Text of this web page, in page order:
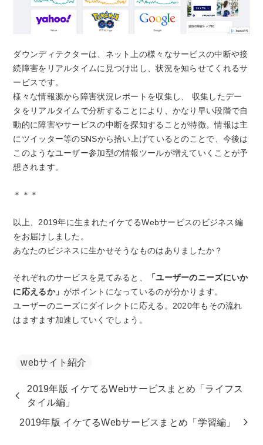
ダウンディテクターは、ネット上の様々なサービスの中断や接
続障害をリアルタイムに見つけ出し、状況を知らせてくれるサ
ービスです。
様々な情報源から障害状況レポートを収集し、 収集したデー
タをリアルタイムで分析することにより、かなり早い段階で自
動的に障害やサービスの中断を探知することが特徴。情報は主
にツイッター等のSNSから拾い上げているとのことで、今後は
このようなユーザー参加型の情報ツールが増えていくことが予
想されます。
＊＊＊
以上、2019年に生まれたイケてるWebサービスのビジネス編
をお届けしました。
あなたのビジネスに生かせそうなものはありましたか？
それぞれのサービスを見てみると、
「ユーザーのニーズにいか
に応えるか」がポイントになっているのが分かります。
ユーザーのニーズにダイレクトに応える。2020年もその流れ
はますます加速していくでしょう。
webサイト紹介
2019年版 イケてるWebサービスまとめ「ライフス
タイル編」
2019年版 イケてるWebサービスまとめ「学習編」